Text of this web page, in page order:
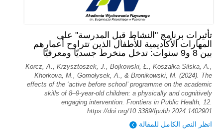
تأثيرات برنامج "النشاط قبل المدرسة" على
المهارات الأكاديمية للأطفال الذين تتراوح أعمارهم
بين 8 و9 سنوات: تدخل منخرط جسديًا ومعرفيًا
Korcz, A., Krzysztoszek, J., Bojkowski, Ł., Koszałka-Silska, A.,
Khorkova, M., Gomołysek, A., & Bronikowski, M. (2024). The
effects of the ‘active before school’ programme on the academic
skills of 8–9-year-old children: a physically and cognitively
engaging intervention. Frontiers in Public Health, 12.
https://doi.org/10.3389/fpubh.2024.1402901
انظر النص الكامل للمقالة